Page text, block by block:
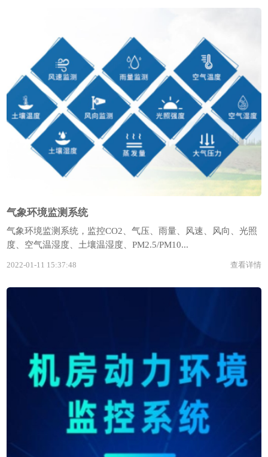
气象环境监测系统
气象环境监测系统，监控CO2、气压、雨量、风速、风向、光照
度、空气温湿度、土壤温湿度、PM2.5/PM10...
2022-01-11 15:37:48 查看详情